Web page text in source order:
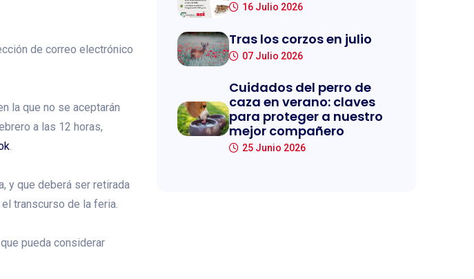
de correo electrónico
la que no se aceptarán
a las 12 horas,
y que deberá ser retirada
transcurso de la feria.
pueda considerar
16 Julio 2026
Tras los corzos en julio
07 Julio 2026
Cuidados del perro de
caza en verano: claves
para proteger a nuestro
mejor compañero
25 Junio 2026